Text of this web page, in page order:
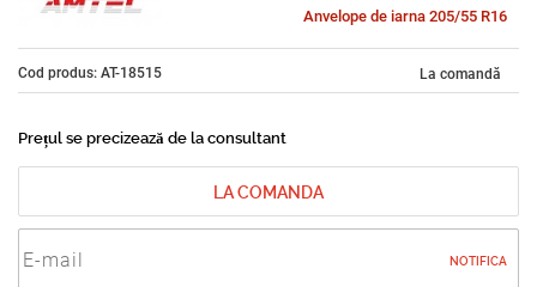
Anvelope de iarna 205/55 R16
Cod produs: AT-18515 La comandă
Prețul se precizează de la consultant
LA COMANDA
NOTIFICA